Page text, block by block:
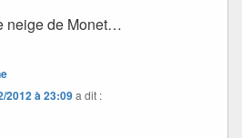
neige de Monet…
2012 à 23:09a dit :